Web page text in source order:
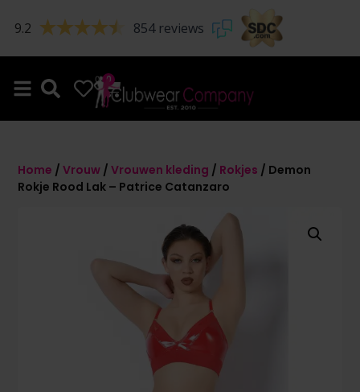
9.2 854 reviews
0 0
Home /Vrouw /Vrouwen kleding / Rokjes / Demon
Rokje Rood Lak – Patrice Catanzaro